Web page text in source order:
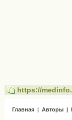
https://
Главная | Авторы |